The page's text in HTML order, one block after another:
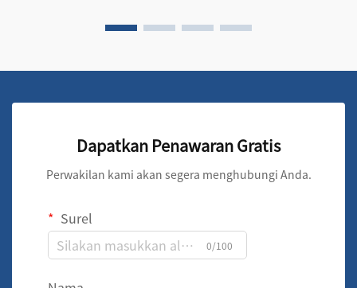
Dapatkan Penawaran Gratis
Perwakilan kami akan segera menghubungi Anda.
Surel
0/100